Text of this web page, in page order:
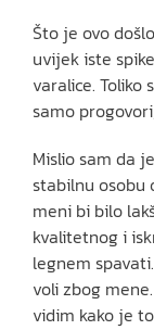
Što je ovo
uvijek iste
varalice. Toliko
samo
Mislio sam da
stabilnu osobu
meni bi bilo
kvalitetnog i
legnem
voli zbog
vidim kako je